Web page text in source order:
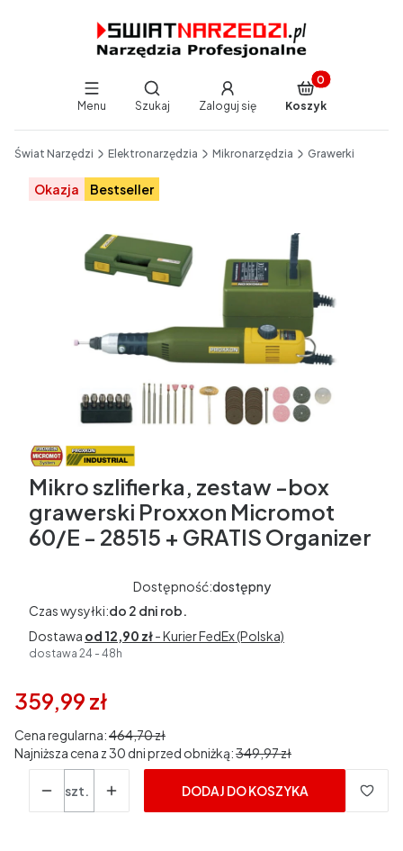
Menu
Otwórz wyszukiwarkę
Szukaj Zaloguj się
Produkty w
Koszyk
Świat Narzędzi Elektronarzędzia Mikronarzędzia Grawerki
Etykiety
Okazja Bestseller
Mikro szlifierka, zestaw -box
grawerski Proxxon Micromot
60/E - 28515 + GRATIS Organizer
Dostępność:dostępny
Czas wysyłki:do 2 dni rob.
Dostawa od 12,90 zł- Kurier FedEx (Polska)
dostawa 24 - 48h
359,99 zł
Cena regularna:464,70 zł
Najniższa cena z 30 dni przed obniżką:349,97 zł
szt.
DODAJ DO KOSZYKA